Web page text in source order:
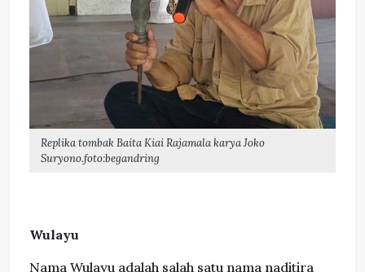
Replika tombak Baita Kiai Rajamala karya Joko
Suryono.foto:begandring
Wulayu
Nama Wulayu adalah salah satu nama naditira